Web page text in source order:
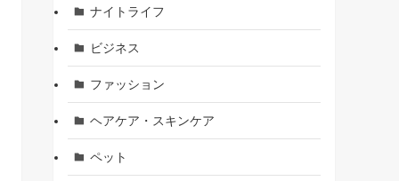
ナイトライフ
ビジネス
ファッション
ヘアケア・スキンケア
ペット